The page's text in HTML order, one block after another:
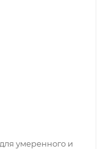
умеренного и